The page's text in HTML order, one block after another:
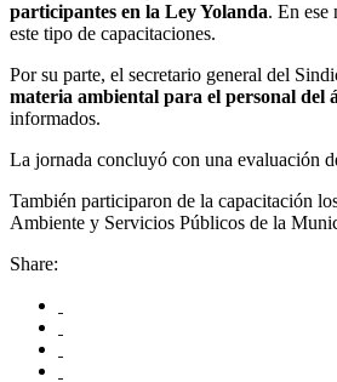
participantes en la Ley Yolanda. En ese
este tipo de capacitaciones.
Por su parte, el secretario general del
materia ambiental para el personal del
informados.
La jornada concluyó con una evaluación
También participaron de la capacitación
Ambiente y Servicios Públicos de la
Share: